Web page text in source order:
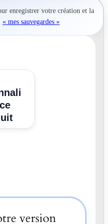
enregistrer votre création et la
« mes sauvegardes »
version